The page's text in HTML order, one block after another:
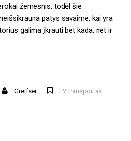
žemesnis, todėl šie
patys savaime, kai yra
galima įkrauti bet kada, net ir
Greifser EV transportas